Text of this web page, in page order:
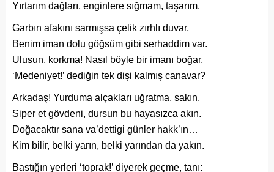
Yırtarım dağları, enginlere sığmam, taşarım.
Garbın afakını sarmışsa çelik zırhlı duvar,
Benim iman dolu göğsüm gibi serhaddim var.
Ulusun, korkma! Nasıl böyle bir imanı boğar,
‘Medeniyet!’ dediğin tek dişi kalmış canavar?
Arkadaş! Yurduma alçakları uğratma, sakın.
Siper et gövdeni, dursun bu hayasızca akın.
Doğacaktır sana va’dettigi günler hakk’ın…
Kim bilir, belki yarın, belki yarından da yakın.
Bastığın yerleri ‘toprak!’ diyerek geçme, tanı: